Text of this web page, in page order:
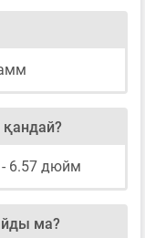
- 6.57 дюйм
ма?